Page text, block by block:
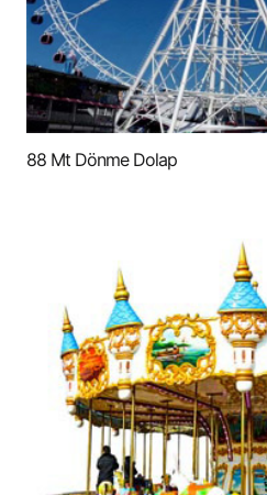
88 Mt Dönme Dolap